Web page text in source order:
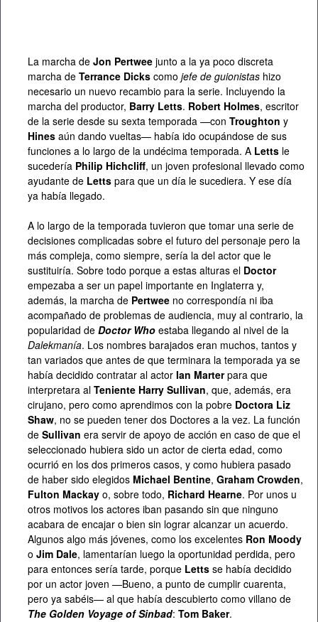
La marcha de Jon Pertwee junto a la ya poco discreta
marcha de Terrance Dicks como jefe de guionistas hizo
necesario un nuevo recambio para la serie. Incluyendo la
marcha del productor, Barry Letts. Robert Holmes, escritor
de la serie desde su sexta temporada —con Troughton y
Hines aún dando vueltas— había ido ocupándose de sus
funciones a lo largo de la undécima temporada. A Letts le
sucedería Philip Hichcliff, un joven profesional llevado como
ayudante de Letts para que un día le sucediera. Y ese día
ya había llegado.
A lo largo de la temporada tuvieron que tomar una serie de
decisiones complicadas sobre el futuro del personaje pero la
más compleja, como siempre, sería la del actor que le
sustituiría. Sobre todo porque a estas alturas el Doctor
empezaba a ser un papel importante en Inglaterra y,
además, la marcha de Pertwee no correspondía ni iba
acompañado de problemas de audiencia, muy al contrario, la
popularidad de Doctor Who estaba llegando al nivel de la
Dalekmanía. Los nombres barajados eran muchos, tantos y
tan variados que antes de que terminara la temporada ya se
había decidido contratar al actor Ian Marterpara que
interpretara al Teniente Harry Sullivan, que, además, era
cirujano, pero como aprendimos con la pobre Doctora Liz
Shaw, no se pueden tener dos Doctores a la vez. La función
de Sullivan era servir de apoyo de acción en caso de que el
seleccionado hubiera sido un actor de cierta edad, como
ocurrió en los dos primeros casos, y como hubiera pasado
de haber sido elegidos Michael Bentine, Graham Crowden,
Fulton Mackay o, sobre todo, Richard Hearne. Por unos u
otros motivos los actores iban pasando sin que ninguno
acabara de encajar o bien sin lograr alcanzar un acuerdo.
Algunos algo más jóvenes, como los excelentes Ron Moody
o Jim Dale, lamentarían luego la oportunidad perdida, pero
para entonces sería tarde, porque Letts se había decidido
por un actor joven —Bueno, a punto de cumplir cuarenta,
pero ya sabéis— al que había descubierto como villano de
The Golden Voyage of Sinbad: Tom Baker.